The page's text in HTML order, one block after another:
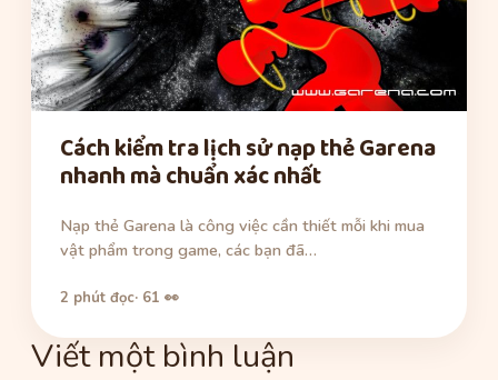
Cách kiểm tra lịch sử nạp thẻ Garena
nhanh mà chuẩn xác nhất
Nạp thẻ Garena là công việc cần thiết mỗi khi mua
vật phẩm trong game, các bạn đã…
2 phút đọc· 61 👀
Viết một bình luận